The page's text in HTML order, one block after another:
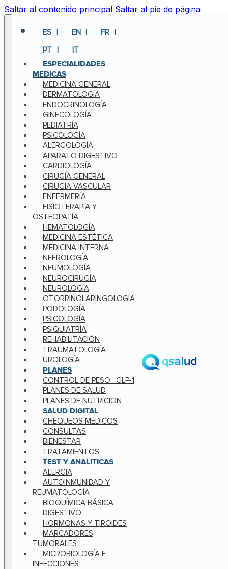
Saltar al contenido principal Saltar al pie de página
ES EN
FR
PT
IT
ESPECIALIDADES
MEDICAS
MEDICINA GENERAL
DERMATOLOGÍA
ENDOCRINOLOGÍA
GINECOLOGÍA
PEDIATRÍA
PSICOLOGÍA
ALERGOLOGÍA
APARATO DIGESTIVO
CARDIOLOGÍA
CIRUGÍA GENERAL
CIRUGÍA VASCULAR
ENFERMERÍA
FISIOTERAPIA Y
OSTEOPATÍA
HEMATOLOGÍA
MEDICINA ESTÉTICA
MEDICINA INTERNA
NEFROLOGÍA
NEUMOLOGÍA
NEUROCIRUGÍA
NEUROLOGÍA
OTORRINOLARINGOLOGÍA
PODOLOGÍA
PSICOLOGÍA
PSIQUIATRÍA
REHABILITACIÓN
TRAUMATOLOGÍA
UROLOGÍA
PLANES
CONTROL DE PESO · GLP-1
PLANES DE SALUD
PLANES DE NUTRICION
SALUD DIGITAL
CHEQUEOS MÉDICOS
CONSULTAS
BIENESTAR
TRATAMIENTOS
TEST Y ANALITICAS
ALERGIA
AUTOINMUNIDAD Y
REUMATOLOGÍA
BIOQUÍMICA BÁSICA
DIGESTIVO
HORMONAS Y TIROIDES
MARCADORES
TUMORALES
MICROBIOLOGÍA E
INFECCIONES